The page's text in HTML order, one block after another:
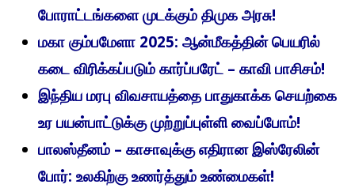
போராட்டங்களை முடக்கும் திமுக அரசு!
மகா கும்பமேளா 2025: ஆன்மீகத்தின் பெயரில்
கடை விரிக்கப்படும் கார்ப்பரேட் – காவி பாசிசம்!
இந்திய மரபு விவசாயத்தை பாதுகாக்க செயற்கை
உர பயன்பாட்டுக்கு முற்றுப்புள்ளி வைப்போம்!
பாலஸ்தீனம் – காசாவுக்கு எதிரான இஸ்ரேலின்
போர்: உலகிற்கு உணர்த்தும் உண்மைகள்!